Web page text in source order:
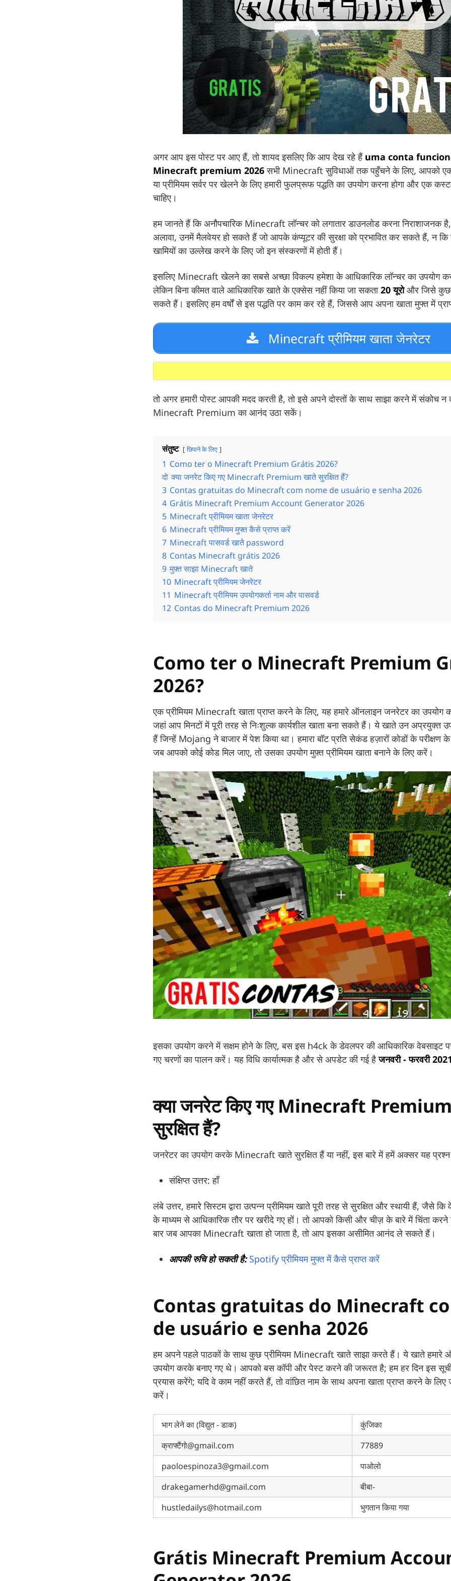
अगर आप इस पोस्ट पर आए हैं, तो शायद इसलिए कि आप देख रहे हैं uma conta
Minecraft premium 2026सभी Minecraft सुविधाओं तक पहुँचने के लिए, आपको एक
या प्रीमियम सर्वर पर खेलने के लिए हमारी फुलप्रूफ पद्धति का उपयोग करना होगा और एक
चाहिए।
हम जानते हैं कि अनौपचारिक Minecraft लॉन्चर को लगातार डाउनलोड करना निराशाजनक
अलावा, उनमें मैलवेयर हो सकते हैं जो आपके कंप्यूटर की सुरक्षा को प्रभावित कर सकते हैं, न कि
खामियों का उल्लेख करने के लिए जो इन संस्करणों में होती हैं।
इसलिए Minecraft खेलने का सबसे अच्छा विकल्प हमेशा के आधिकारिक लॉन्चर का उपयोग
लेकिन बिना कीमत वाले आधिकारिक खाते के एक्सेस नहीं किया जा सकता20 यूरोऔर जिसे कुछ
सकते हैं। इसलिए हम वर्षों से इस पद्धति पर काम कर रहे हैं, जिससे आप अपना खाता मुफ्त में
Minecraft प्रीमियम खाता जेनरेटर
तो अगर हमारी पोस्ट आपकी मदद करती है, तो इसे अपने दोस्तों के साथ साझा करने में संकोच न
Minecraft Premium का आनंद उठा सकें।
संतुष्ट छिपाने के लिए
1 Como ter o Minecraft Premium Grátis 2026?
दो क्या जनरेट किए गए Minecraft Premium खाते सुरक्षित हैं?
3 Contas gratuitas do Minecraft com nome de usuário e senha 2026
4 Grátis Minecraft Premium Account Generator 2026
5 Minecraft प्रीमियम खाता जेनरेटर
6 Minecraft प्रीमियम मुफ्त कैसे प्राप्त करें
7 Minecraft पासवर्ड खाते password
8 Contas Minecraft grátis 2026
9 मुफ़्त साझा Minecraft खाते
10 Minecraft प्रीमियम जेनरेटर
11 Minecraft प्रीमियम उपयोगकर्ता नाम और पासवर्ड
12 Contas do Minecraft Premium 2026
Como ter o Minecraft Premium
2026?
एक प्रीमियम Minecraft खाता प्राप्त करने के लिए, यह हमारे ऑनलाइन जनरेटर का उपयोग
जहां आप मिनटों में पूरी तरह से निःशुल्क कार्यशील खाता बना सकते हैं। ये खाते उन अप्रयुक्त
हैं जिन्हें Mojang ने बाजार में पेश किया था। हमारा बॉट प्रति सेकंड हज़ारों कोडों के परीक्षण
जब आपको कोई कोड मिल जाए, तो उसका उपयोग मुफ़्त प्रीमियम खाता बनाने के लिए करें।
इसका उपयोग करने में सक्षम होने के लिए, बस इस h4ck के डेवलपर की आधिकारिक वेबसाइट
गए चरणों का पालन करें। यह विधि कार्यात्मक है और से अपडेट की गई हैजनवरी - फरवरी
क्या जनरेट किए गए Minecraft
सुरक्षित हैं?
जनरेटर का उपयोग करके Minecraft खाते सुरक्षित हैं या नहीं, इस बारे में हमें अक्सर यह प्रश्न
संक्षिप्त उत्तर: हाँ
लंबे उत्तर, हमारे सिस्टम द्वारा उत्पन्न प्रीमियम खाते पूरी तरह से सुरक्षित और स्थायी हैं, जैसे
के माध्यम से आधिकारिक तौर पर खरीदे गए हों। तो आपको किसी और चीज़ के बारे में चिंता
बार जब आपका Minecraft खाता हो जाता है, तो आप इसका असीमित आनंद ले सकते हैं।
आपकी रुचि हो सकती है:Spotify प्रीमियम मुफ्त में कैसे प्राप्त करें
Contas gratuitas do Minecraft
de usuário e senha 2026
हम अपने पहले पाठकों के साथ कुछ प्रीमियम Minecraft खाते साझा करते हैं। ये खाते हमारे
उपयोग करके बनाए गए थे। आपको बस कॉपी और पेस्ट करने की जरूरत है; हम हर दिन इस
प्रयास करेंगे; यदि वे काम नहीं करते हैं, तो वांछित नाम के साथ अपना खाता प्राप्त करने के
करें।
भाग लेने का (विद्युत - डाक) कुंजिका
क्राफ्टैंगो@gmail.com
77889
paoloespinoza3@gmail.com
पाओलो
drakegamerhd@gmail.com
बीबा-
hustledailys@hotmail.com
भुगतान किया गया
Grátis Minecraft Premium